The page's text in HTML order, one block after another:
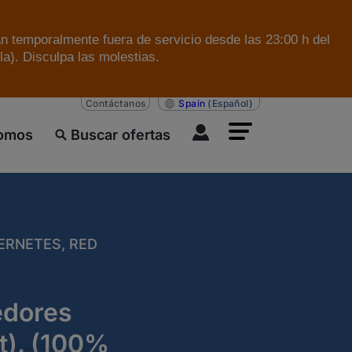
temporalmente fuera de servicio desde las 23:00 h del
Disculpa las molestias.
Buscar ofertas
Contáctanos Spain (Español)
RED
(100%